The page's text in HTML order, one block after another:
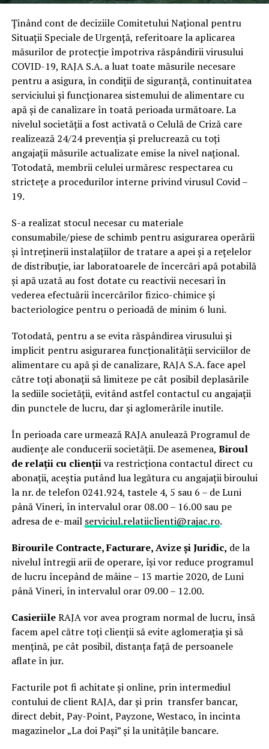
Ținând cont de deciziile Comitetului Național pentru
Situații Speciale de Urgență, referitoare la aplicarea
măsurilor de protecție împotriva răspândirii virusului
COVID-19, RAJA S.A. a luat toate măsurile necesare
pentru a asigura, în condiții de siguranță, continuitatea
serviciului și funcționarea sistemului de alimentare cu
apă și de canalizare în toată perioada următoare. La
nivelul societății a fost activată o Celulă de Criză care
realizează 24/24 prevenția și prelucrează cu toți
angajații măsurile actualizate emise la nivel național.
Totodată, membrii celulei urmăresc respectarea cu
strictețe a procedurilor interne privind virusul Covid –
19.
S-a realizat stocul necesar cu materiale
consumabile/piese de schimb pentru asigurarea operării
și întreținerii instalațiilor de tratare a apei și a rețelelor
de distribuție, iar laboratoarele de încercări apă potabilă
și apă uzată au fost dotate cu reactivii necesari în
vederea efectuării încercărilor fizico-chimice şi
bacteriologice pentru o perioadă de minim 6 luni.
Totodată, pentru a se evita răspândirea virusului și
implicit pentru asigurarea funcționalității serviciilor de
alimentare cu apă și de canalizare, RAJA S.A. face apel
către toți abonații să limiteze pe cât posibil deplasările
la sediile societății, evitând astfel contactul cu angajații
din punctele de lucru, dar și aglomerările inutile.
În perioada care urmează RAJA anulează Programul de
audiențe ale conducerii societății. De asemenea, Biroul
de relații cu cliențiiva restricționa contactul direct cu
abonații, aceștia putând lua legătura cu angajații biroului
la nr. de telefon 0241.924, tastele 4, 5 sau 6 – de Luni
până Vineri, în intervalul orar 08.00 – 16.00 sau pe
adresa de e-mail serviciul.relatiiclienti@rajac.ro.
Birourile Contracte, Facturare, Avize și Juridic, de la
nivelul întregii arii de operare, își vor reduce programul
de lucru începând de mâine – 13 martie 2020, de Luni
până Vineri, în intervalul orar 09.00 – 12.00.
CasieriileRAJA vor avea program normal de lucru, însă
facem apel către toți clienții să evite aglomerația și să
mențină, pe cât posibil, distanța față de persoanele
aflate în jur.
Facturile pot fi achitate și online, prin intermediul
contului de client RAJA, dar și prin transfer bancar,
direct debit, Pay-Point, Payzone, Westaco, în incinta
magazinelor „La doi Pași” și la unitățile bancare.